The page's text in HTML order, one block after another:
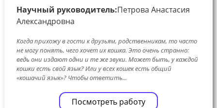
Научный руководитель:Петрова Анастасия
Александровна
Когда прихожу в гости к друзьям, родственникам, то часто
не могу понять, чего хочет их кошка. Это очень странно:
ведь они издают одни и те же звуки. Может быть, у каждой
кошки есть свой язык? Или у всех кошек есть общий
«кошачий язык»? Чтобы ответить...
Посмотреть работу